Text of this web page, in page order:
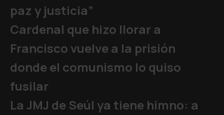
paz y justicia”
Cardenal que hizo llorar a
Francisco vuelve a la prisión
donde el comunismo lo quiso
fusilar
La JMJ de Seúl ya tiene himno: a